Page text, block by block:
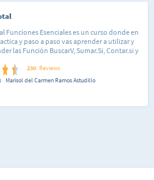
Funciones Esenciales es un curso donde en
y paso a paso vas aprender a utilizar y
las Función BuscarV, Sumar.Si, Contar.si y
a través de ejercicios prácticos. Ademas vas
a crear tablas a utilizarlas de forma eficiente.
Lo mas importante compartiré contigo
230 Reviews
Marisol del Carmen Ramos Astudillo